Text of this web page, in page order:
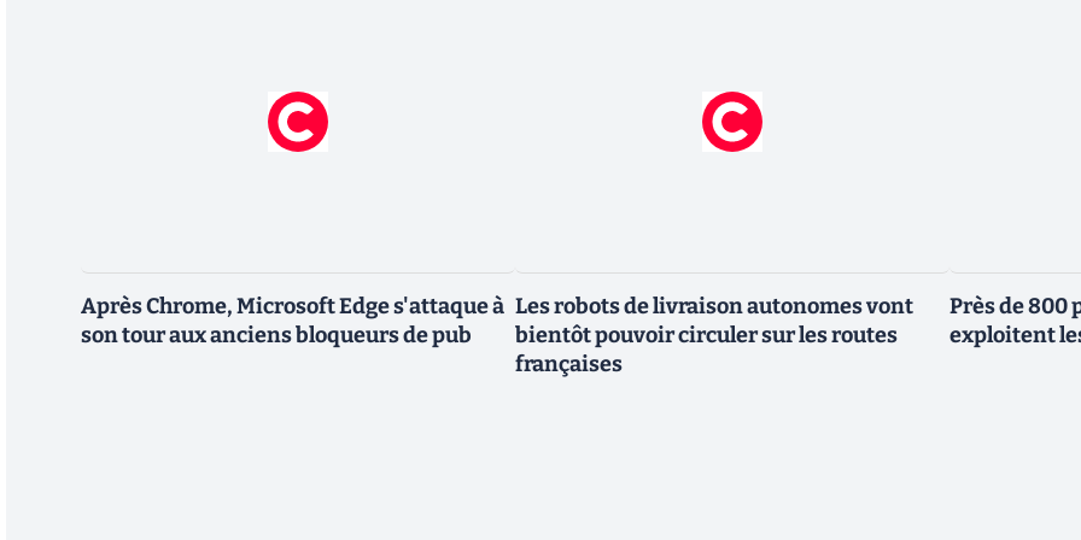
Après Chrome, Microsoft Edge s'attaque à
son tour aux anciens bloqueurs de pub
Les robots de livraison autonomes vont
bientôt pouvoir circuler sur les routes
françaises
Près de 800
exploitent